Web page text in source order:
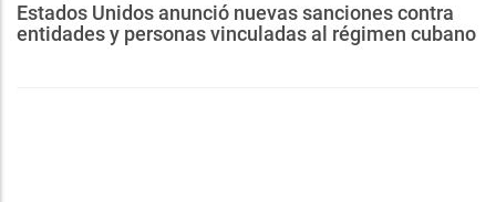
Estados Unidos anunció nuevas sanciones contra
entidades y personas vinculadas al régimen cubano